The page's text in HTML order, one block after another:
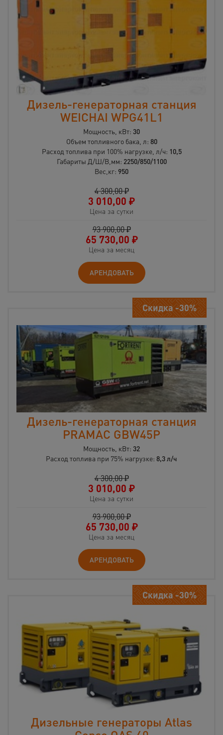
Дизель-генераторная станция
WEICHAI WPG41L1
Мощность, кВт: 30
Объем топливного бака, л: 80
Расход топлива при 100% нагрузке, л/ч: 10,5
Габариты Д/Ш/В,мм: 2250/850/1100
Вес,кг: 950
4 300,00 ₽
3 010,00 ₽
Цена за сутки
93 900,00 ₽
65 730,00 ₽
Цена за месяц
АРЕНДОВАТЬ
Скидка -30%
Дизель-генераторная станция
PRAMAC GBW45P
Мощность, кВт: 32
Расход топлива при 75% нагрузке: 8,3 л/ч
4 300,00 ₽
3 010,00 ₽
Цена за сутки
93 900,00 ₽
65 730,00 ₽
Цена за месяц
АРЕНДОВАТЬ
Скидка -30%
Дизельные генераторы Atlas